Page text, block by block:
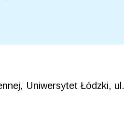
Uniwersytet Łódzki, ul.